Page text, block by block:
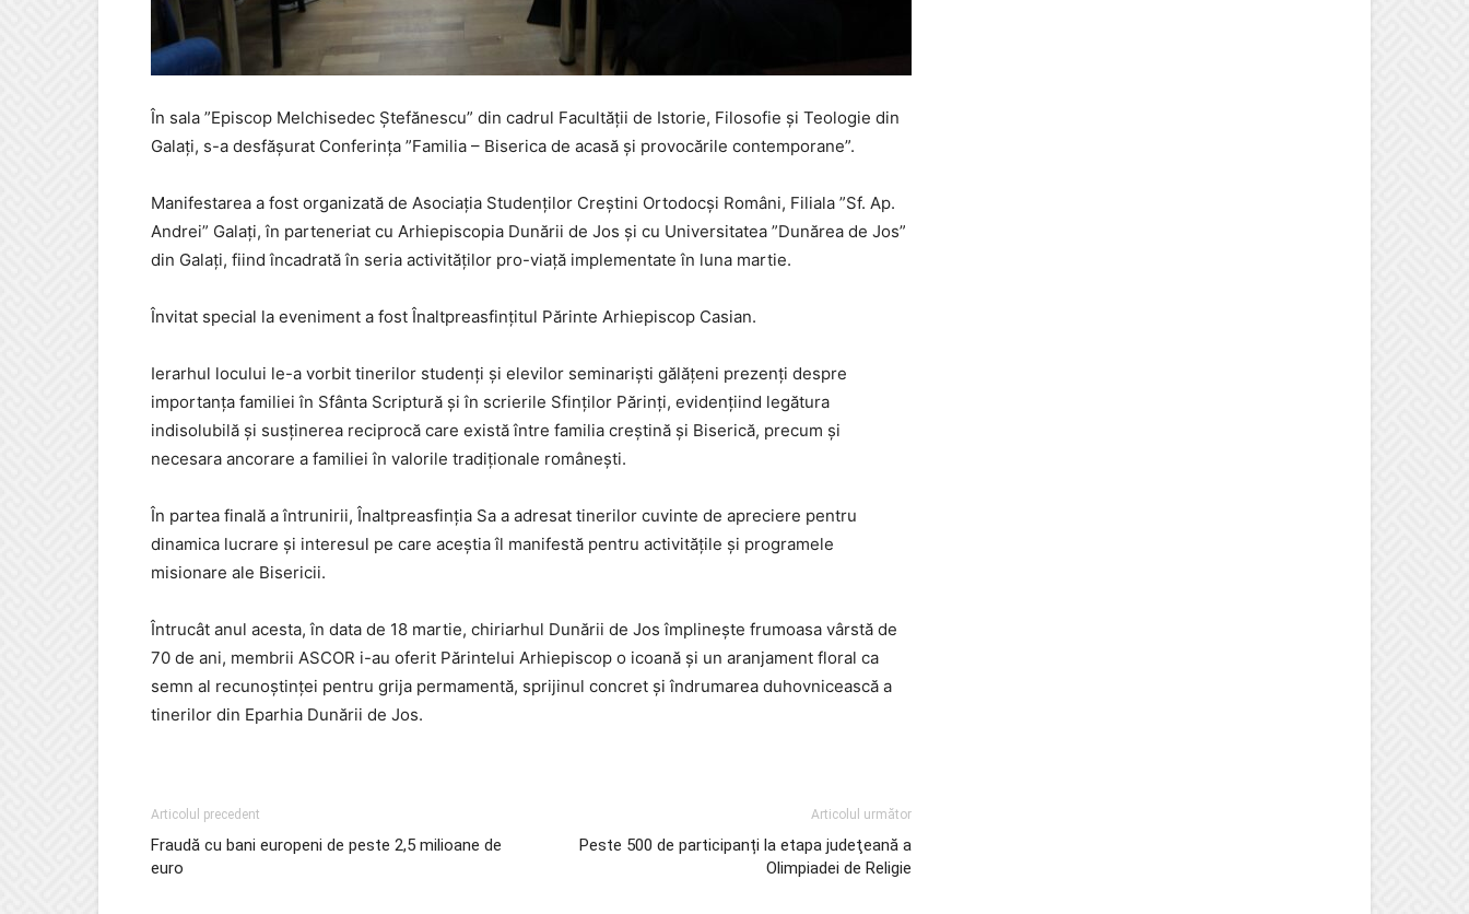
În sala ”Episcop Melchisedec Ştefănescu” din cadrul Facultăţii de Istorie, Filosofie şi Teologie din
Galaţi, s-a desfăşurat Conferinţa ”Familia – Biserica de acasă şi provocările contemporane”.
Manifestarea a fost organizată de Asociaţia Studenţilor Creştini Ortodocşi Români, Filiala ”Sf. Ap.
Andrei” Galaţi, în parteneriat cu Arhiepiscopia Dunării de Jos şi cu Universitatea ”Dunărea de Jos”
din Galaţi, fiind încadrată în seria activităţilor pro-viaţă implementate în luna martie.
Învitat special la eveniment a fost Înaltpreasfinţitul Părinte Arhiepiscop Casian.
Ierarhul locului le-a vorbit tinerilor studenţi şi elevilor seminarişti gălăţeni prezenţi despre
importanţa familiei în Sfânta Scriptură şi în scrierile Sfinţilor Părinţi, evidenţiind legătura
indisolubilă şi susţinerea reciprocă care există între familia creştină şi Biserică, precum şi
necesara ancorare a familiei în valorile tradiţionale româneşti.
În partea finală a întrunirii, Înaltpreasfinţia Sa a adresat tinerilor cuvinte de apreciere pentru
dinamica lucrare şi interesul pe care aceştia îl manifestă pentru activităţile şi programele
misionare ale Bisericii.
Întrucât anul acesta, în data de 18 martie, chiriarhul Dunării de Jos împlineşte frumoasa vârstă de
70 de ani, membrii ASCOR i-au oferit Părintelui Arhiepiscop o icoană şi un aranjament floral ca
semn al recunoştinţei pentru grija permamentă, sprijinul concret şi îndrumarea duhovnicească a
tinerilor din Eparhia Dunării de Jos.
Articolul precedent
Fraudă cu bani europeni de peste 2,5 milioane de
euro
Articolul următor
Peste 500 de participanți la etapa judeţeană a
Olimpiadei de Religie